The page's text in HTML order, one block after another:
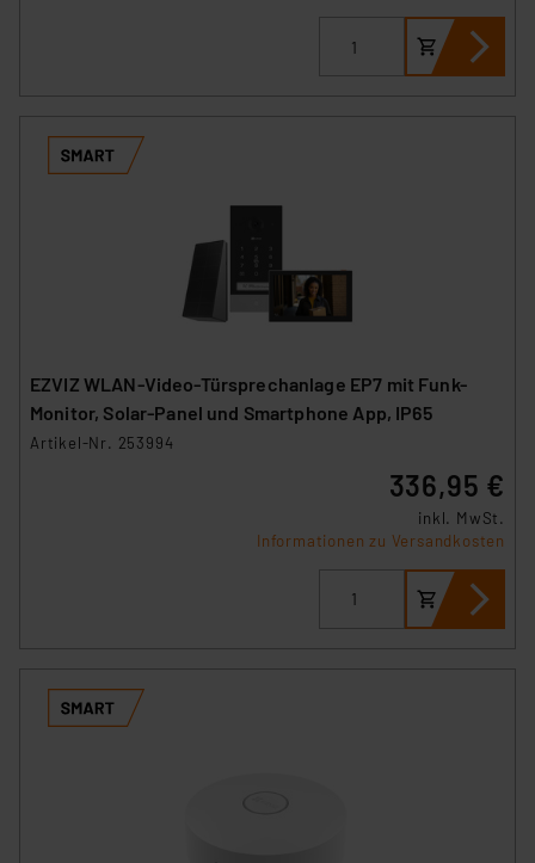
EZVIZ WLAN-Video-Türsprechanlage EP7 mit Funk-
Monitor, Solar-Panel und Smartphone App, IP65
Artikel-Nr. 253994
336,95 €
inkl. MwSt.
Informationen zu Versandkosten